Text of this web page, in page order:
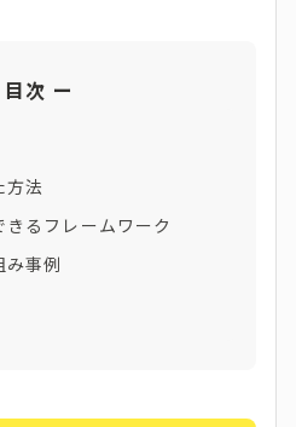
目次
方法
るフレームワーク
み事例